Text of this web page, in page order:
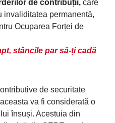
de contribuții, care
invaliditatea permanentă,
Ocuparea Forței de
stâncile par să-ți cadă
de securitate
va fi considerată o
însuși. Acestuia din